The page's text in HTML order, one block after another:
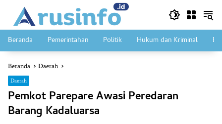
konten
Beranda Pemerintahan Politik Hukum dan Kriminal
Beranda Daerah
Daerah
Pemkot Parepare Awasi Peredaran
Barang Kadaluarsa